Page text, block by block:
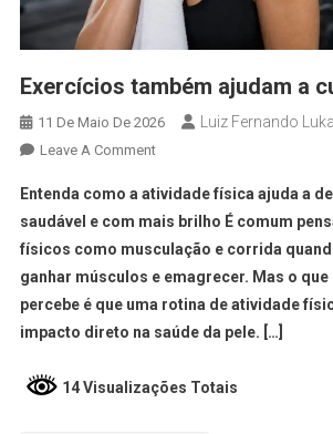
Exercícios também ajudam a
11 De Maio De 2026 Luiz Fernando
Leave A Comment
Entenda como a atividade física ajuda a
saudável e com mais brilho É comum
físicos como musculação e corrida
ganhar músculos e emagrecer. Mas o que
percebe é que uma rotina de atividade
impacto direto na saúde da pele. […]
14 Visualizações Totais